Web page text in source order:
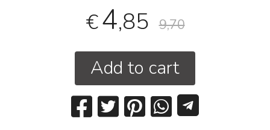
€4,85 9,70
Add to cart